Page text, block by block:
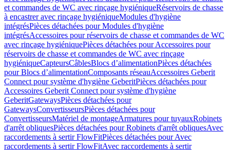
et commandes de WC avec rinçage hygiéniqueRéservoirs de chasse
à encastrer avec rinçage hygiéniqueModules d'hygiène
intégrésPièces détachées pour Modules d'hygiène
intégrésAccessoires pour réservoirs de chasse et commandes de WC
avec rinçage hygiéniquePièces détachées pour Accessoires pour
réservoirs de chasse et commandes de WC avec rinçage
hygiéniqueCapteursCâblesBlocs d’alimentationPièces détachées
pour Blocs d’alimentationComposants réseauAccessoires Geberit
Connect pour système d'hygiène GeberitPièces détachées pour
Accessoires Geberit Connect pour système d'hygiène
GeberitGatewaysPièces détachées pour
GatewaysConvertisseursPièces détachées pour
ConvertisseursMatériel de montageArmatures pour tuyauxRobinets
d'arrêt obliquesPièces détachées pour Robinets d'arrêt obliquesAvec
raccordements à sertir FlowFitPièces détachées pour Avec
raccordements à sertir FlowFitAvec raccordements à sertir